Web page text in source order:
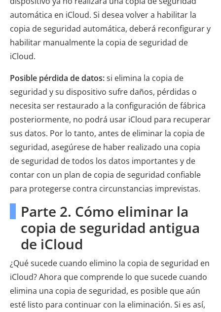
automática en iCloud. Si desea volver a habilitar la
copia de seguridad automática, deberá reconfigurar y
habilitar manualmente la copia de seguridad de
iCloud.
Posible pérdida de datos:si elimina la copia de
seguridad y su dispositivo sufre daños, pérdidas o
necesita ser restaurado a la configuración de fábrica
posteriormente, no podrá usar iCloud para recuperar
sus datos. Por lo tanto, antes de eliminar la copia de
seguridad, asegúrese de haber realizado una copia
de seguridad de todos los datos importantes y de
contar con un plan de copia de seguridad confiable
para protegerse contra circunstancias imprevistas.
Parte 2. Cómo eliminar la
copia de seguridad antigua
de iCloud
¿Qué sucede cuando elimino la copia de seguridad en
iCloud? Ahora que comprende lo que sucede cuando
elimina una copia de seguridad, es posible que aún
esté listo para continuar con la eliminación. Si es así,